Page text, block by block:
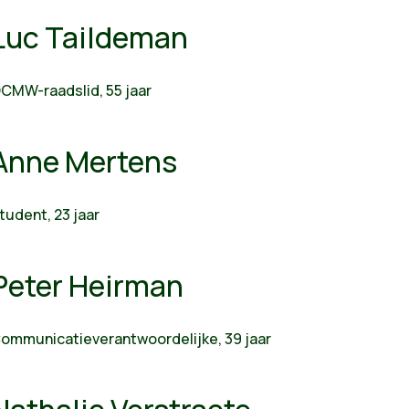
Taildeman
raadslid, 55 jaar
Mertens
23 jaar
Heirman
39 jaar